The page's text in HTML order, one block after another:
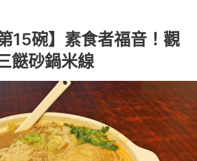
15碗】素食者福音！觀
餸砂鍋米線